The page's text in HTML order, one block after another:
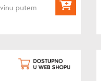
putem